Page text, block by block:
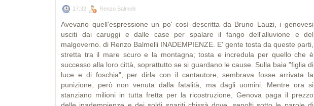
17:32 Renzo Balmelli
Avevano quell'espressione un po' così descritta da Bruno Lauzi, i genovesi
usciti dai caruggi e dalle case per spalare il fango dell'alluvione e del
malgoverno. di Renzo Balmelli INADEMPIENZE. E' gente tosta da queste parti,
stretta tra il mare scuro e la montagna; tosta e incredula per quello che è
successo alla loro città, soprattutto se si guardano le cause. Sulla baia "figlia di
luce e di foschia", per dirla con il cantautore, sembrava fosse arrivata la
punizione, però non venuta dalla fatalità, ma dagli uomini. Mentre ora si
stanziano milioni in tutta fretta per la ricostruzione, Genova paga il prezzo